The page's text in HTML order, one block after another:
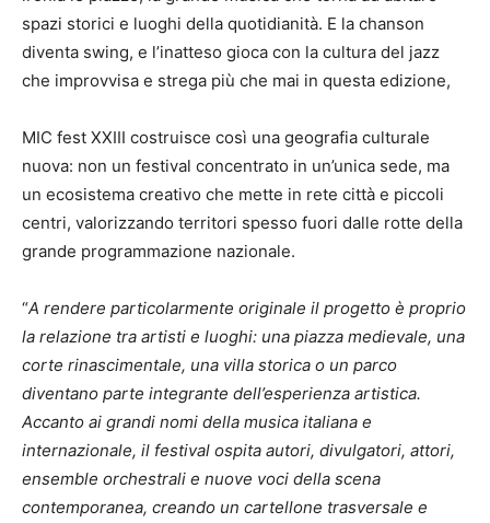
spazi storici e luoghi della quotidianità. E la chanson
diventa swing, e l’inatteso gioca con la cultura del jazz
che improvvisa e strega più che mai in questa edizione,
MIC fest XXIII costruisce così una geografia culturale
nuova: non un festival concentrato in un’unica sede, ma
un ecosistema creativo che mette in rete città e piccoli
centri, valorizzando territori spesso fuori dalle rotte della
grande programmazione nazionale.
“A rendere particolarmente originale il progetto è proprio
la relazione tra artisti e luoghi: una piazza medievale, una
corte rinascimentale, una villa storica o un parco
diventano parte integrante dell’esperienza artistica.
Accanto ai grandi nomi della musica italiana e
internazionale, il festival ospita autori, divulgatori, attori,
ensemble orchestrali e nuove voci della scena
contemporanea, creando un cartellone trasversale e